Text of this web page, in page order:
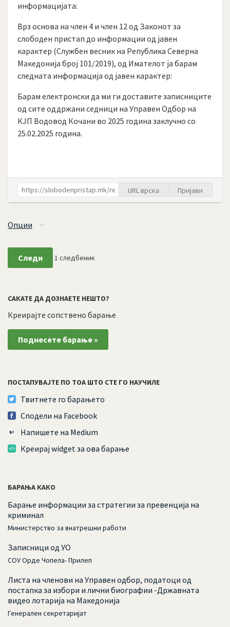
информацијата:
Врз основа на член 4 и член 12 од Законот за
слободен пристап до информации од јавен
карактер (Службен весник на Република Северна
Македонија број 101/2019), од Имателот ја барам
следната информација од јавен карактер:
Барам електронски да ми ги доставите записниците
од сите оддржани седници на Управен Одбор на
КЈП Водовод Кочани во 2025 година заклучно со
25.02.2025 година.
URL врска Пријави
Опции
Следи 1 следбеник
САКАТЕ ДА ДОЗНАЕТЕ НЕШТО?
Креирајте сопствено барање
Поднесете барање »
ПОСТАПУВАЈТЕ ПО ТОА ШТО СТЕ ГО НАУЧИЛЕ
Твитнете го барањето
Сподели на Facebook
Напишете на Medium
Креирај widget за ова барање
БАРАЊА КАКО
Барање информации за стратегии за превенција на
криминал
Министерство за внатрешни работи
Записници од УО
СОУ Орде Чопела- Прилеп
Листа на членови на Управен одбор, податоци од
постапка за избори и лични биографии -Државната
видео лотарија на Македонија
Генерален секретаријат